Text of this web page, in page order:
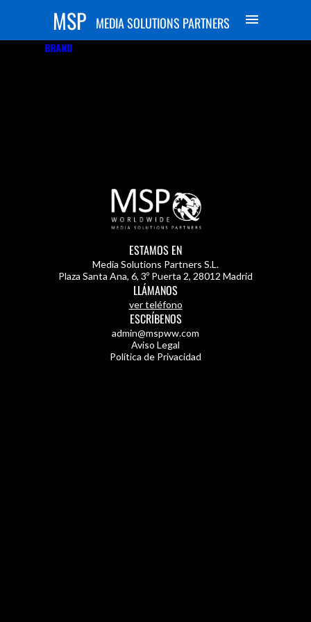
MSP MEDIA SOLUTIONS PARTNERS
BRAND
ESTAMOS EN
Media Solutions Partners S.L.
Plaza Santa Ana, 6, 3º Puerta 2, 28012 Madrid
LLÁMANOS
ver teléfono
ESCRÍBENOS
admin@mspww.com
Aviso Legal
Política de Privacidad